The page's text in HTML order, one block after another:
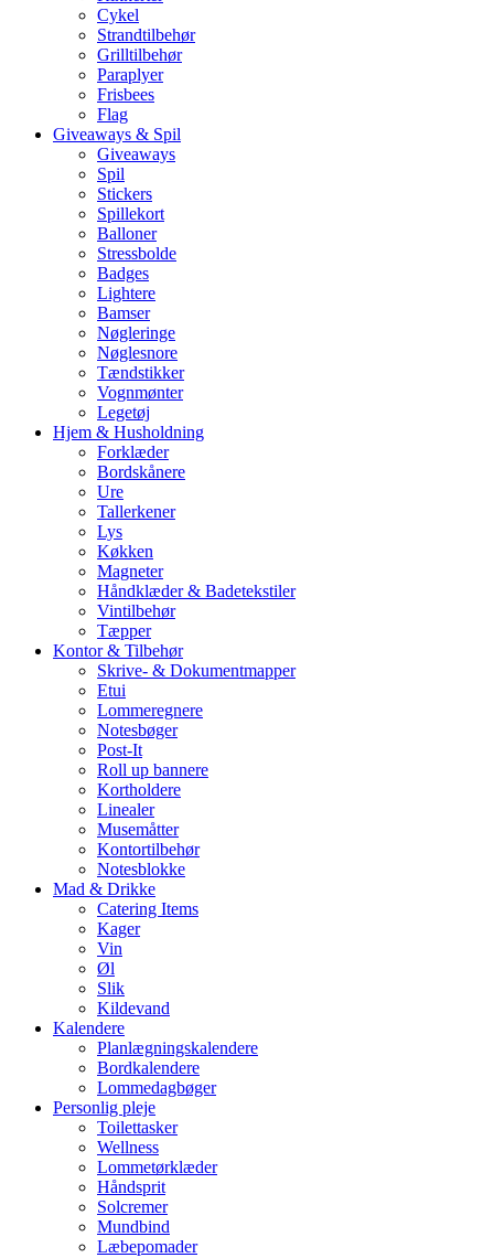
Cykel
Strandtilbehør
Grilltilbehør
Paraplyer
Frisbees
Flag
Giveaways & Spil
Giveaways
Spil
Stickers
Spillekort
Balloner
Stressbolde
Badges
Lightere
Bamser
Nøgleringe
Nøglesnore
Tændstikker
Vognmønter
Legetøj
Hjem & Husholdning
Forklæder
Bordskånere
Ure
Tallerkener
Lys
Køkken
Magneter
Håndklæder & Badetekstiler
Vintilbehør
Tæpper
Kontor & Tilbehør
Skrive- & Dokumentmapper
Etui
Lommeregnere
Notesbøger
Post-It
Roll up bannere
Kortholdere
Linealer
Musemåtter
Kontortilbehør
Notesblokke
Mad & Drikke
Catering Items
Kager
Vin
Øl
Slik
Kildevand
Kalendere
Planlægningskalendere
Bordkalendere
Lommedagbøger
Personlig pleje
Toilettasker
Wellness
Lommetørklæder
Håndsprit
Solcremer
Mundbind
Læbepomader